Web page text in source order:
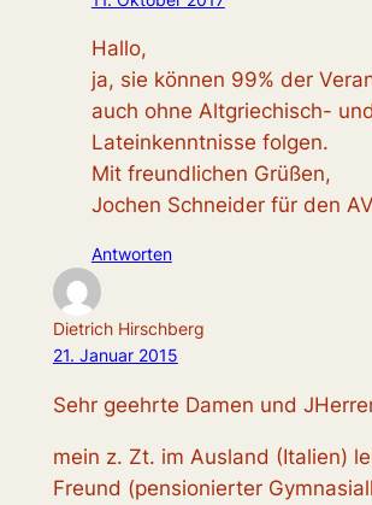
Hallo,
ja, sie können 99% der
auch ohne Altgriechisch- und
Lateinkenntnisse folgen.
Mit freundlichen Grüßen,
Jochen Schneider für den
Antworten
Dietrich Hirschberg
21. Januar 2015
Sehr geehrte Damen und
mein z. Zt. im Ausland (Italien)
Freund (pensionierter